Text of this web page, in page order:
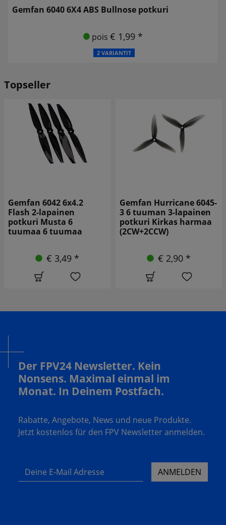
Gemfan 6040 6X4 ABS Bullnose potkuri
pois€ 1,99 *
2 VARIANTIT
Topseller
Gemfan 6042 6x4.2
Flash 2-lapainen
potkuri Musta 6
tuumaa 6 tuumaa
€ 3,49 *
Gemfan Hurricane 6045-
3 6 tuuman 3-lapainen
potkuri Kirkas harmaa
(2CW+2CCW)
€ 2,90 *
Der FPV24 Newsletter. Kein
Nonsens. Maximal einmal im
Monat. In Deinem Postfach.
Rabatte, Angebote, News und neue Produkte.
Jetzt kostenlos für den FPV Newsletter anmelden.
Deine E-Mail Adresse ANMELDEN